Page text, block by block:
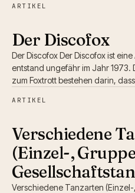
ARTIKEL
Der Discofox
Der Discofox Der Discofox ist
entstand ungefähr im Jahr
zum Foxtrott bestehen darin,
ARTIKEL
Verschiedene
(Einzel-,
Verschiedene Tanzarten